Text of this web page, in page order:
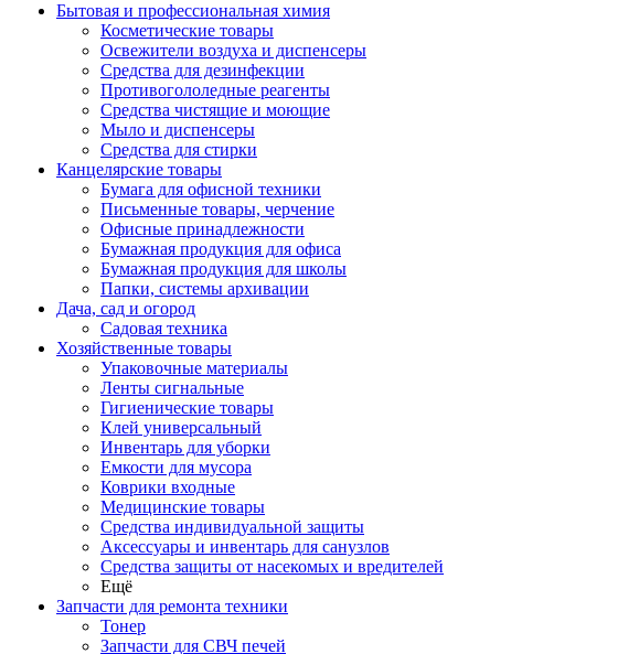
Бытовая и профессиональная химия
Косметические товары
Освежители воздуха и диспенсеры
Средства для дезинфекции
Противогололедные реагенты
Средства чистящие и моющие
Мыло и диспенсеры
Средства для стирки
Канцелярские товары
Бумага для офисной техники
Письменные товары, черчение
Офисные принадлежности
Бумажная продукция для офиса
Бумажная продукция для школы
Папки, системы архивации
Дача, сад и огород
Садовая техника
Хозяйственные товары
Упаковочные материалы
Ленты сигнальные
Гигиенические товары
Клей универсальный
Инвентарь для уборки
Емкости для мусора
Коврики входные
Медицинские товары
Средства индивидуальной защиты
Аксессуары и инвентарь для санузлов
Средства защиты от насекомых и вредителей
Ещё
Запчасти для ремонта техники
Тонер
Запчасти для СВЧ печей